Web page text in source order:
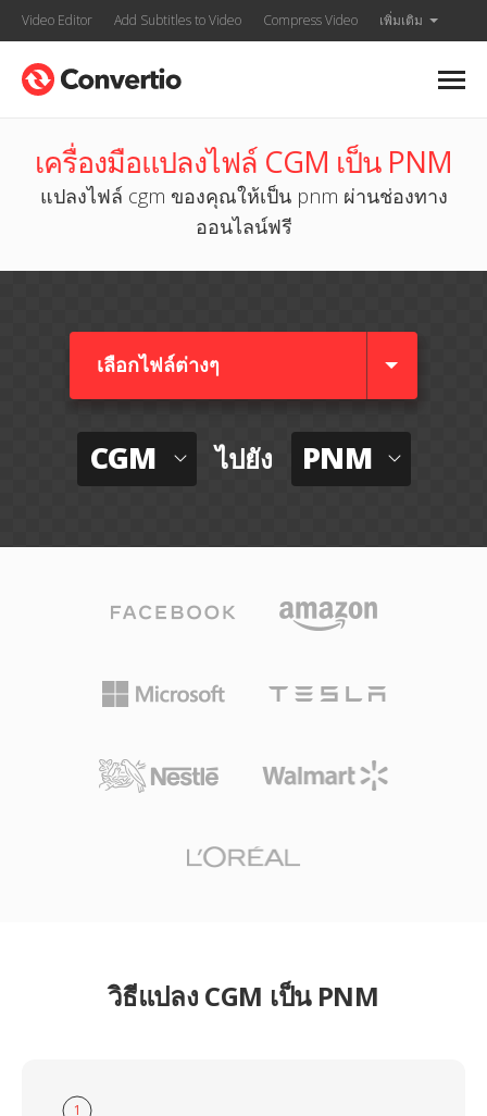
Video Editor Add Subtitles to Video Compress Video เพิ่มเติม
เครื่องมือแปลงไฟล์ CGM เป็น PNM
แปลงไฟล์ cgm ของคุณให้เป็น pnm ผ่านช่องทาง
ออนไลน์ฟรี
เลือกไฟล์ต่างๆ​
CGM ไปยัง PNM
วิธีแปลง CGM เป็น PNM
1